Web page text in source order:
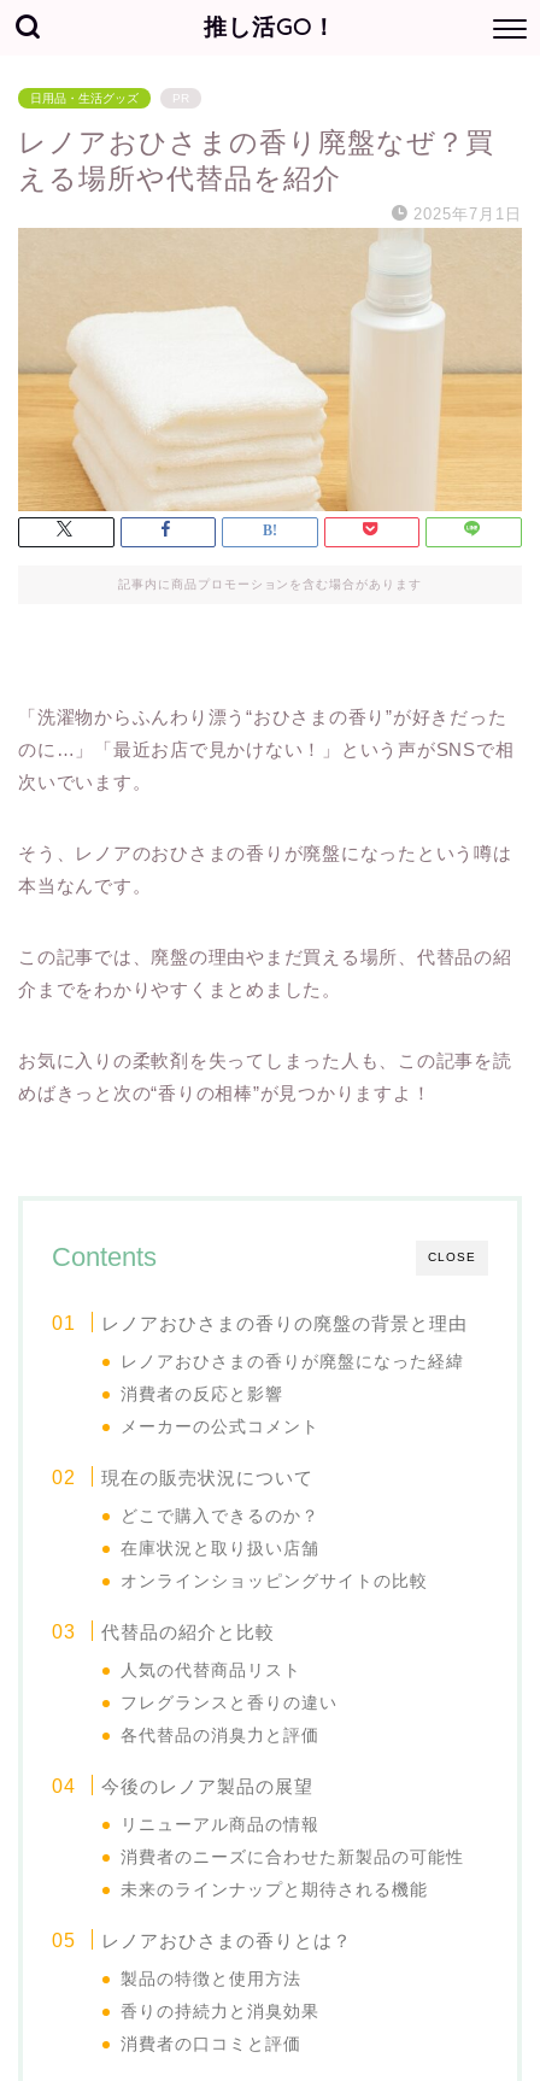
推し活GO！
日用品・生活グッズ PR
レノアおひさまの香り廃盤なぜ？買
える場所や代替品を紹介
2025年7月1日
記事内に商品プロモーションを含む場合があります
「洗濯物からふんわり漂う“おひさまの香り”が好きだった
のに…」「最近お店で見かけない！」という声がSNSで相
次いでいます。
そう、レノアのおひさまの香りが廃盤になったという噂は
本当なんです。
この記事では、廃盤の理由やまだ買える場所、代替品の紹
介までをわかりやすくまとめました。
お気に入りの柔軟剤を失ってしまった人も、この記事を読
めばきっと次の“香りの相棒”が見つかりますよ！
CLOSE
Contents
レノアおひさまの香りの廃盤の背景と理由
レノアおひさまの香りが廃盤になった経緯
消費者の反応と影響
メーカーの公式コメント
現在の販売状況について
どこで購入できるのか？
在庫状況と取り扱い店舗
オンラインショッピングサイトの比較
代替品の紹介と比較
人気の代替商品リスト
フレグランスと香りの違い
各代替品の消臭力と評価
今後のレノア製品の展望
リニューアル商品の情報
消費者のニーズに合わせた新製品の可能性
未来のラインナップと期待される機能
レノアおひさまの香りとは？
製品の特徴と使用方法
香りの持続力と消臭効果
消費者の口コミと評価